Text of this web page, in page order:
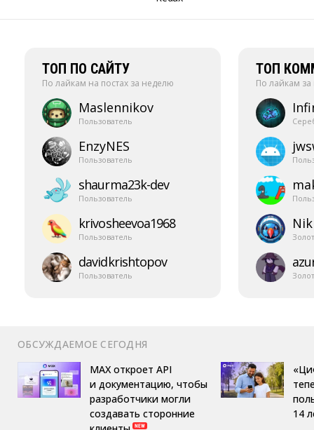
ТОП ПО САЙТУ
По лайкам на постах за неделю
Maslennikov
Пользователь
EnzyNES
Пользователь
shaurma23k-​dev
Пользователь
krivosheevoa1968
Пользователь
davidkrishtopov
Пользователь
ТОП
По лайкам
ОБСУЖДАЕМОЕ СЕГОДНЯ
MAX откроет API
и документацию, чтобы
разработчики могли
создавать сторонние
14